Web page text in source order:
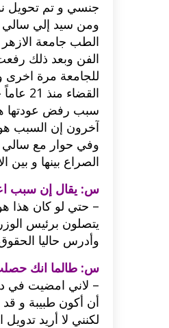
جنسي و تم تحويل
ومن سيد إلي سالي
الطب جامعة
الفن وبعد ذلك
للجامعة مرة اخرى
سبب رفض عودتها
آخرون إن السبب
وفي حوار مع
الصراع بينها و بين
س: يقال إن سبب
– حتي لو كان هذا
يتصلون برئيس
وأدرس حاليا
س: طالما انك
– لاني امضيت في
أن أكون طبيبة و قد
لكنني لا أريد